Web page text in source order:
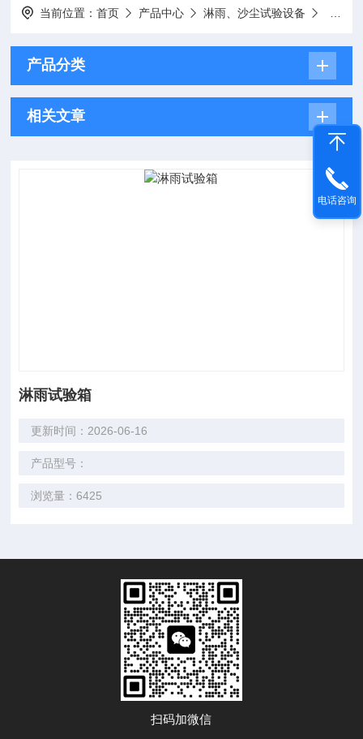
当前位置：首页 产品中心 淋雨、沙尘试验设备
产品分类
相关文章
淋雨试验箱
更新时间：2026-06-16
产品型号：
浏览量：6425
扫码加微信
电话咨询